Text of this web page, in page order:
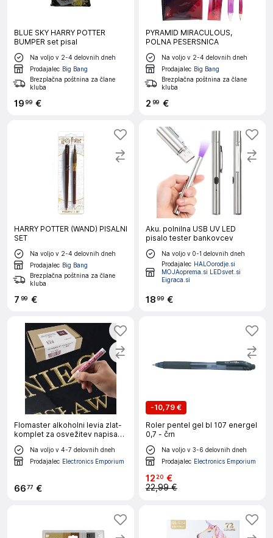
BLUE SKY HARRY POTTER
BUMPER set pisal
Na voljo v 2-4 delovnih dneh
Prodajalec Big Bang
Brezplačna poštnina za člane
kluba
1999 €
PYRAMID MIRACULOUS,
POLNA PESERSNICA
Na voljo v 2-4 delovnih dneh
Prodajalec Big Bang
Brezplačna poštnina za člane
kluba
2 99 €
HARRY POTTER (WAND) PISALNI
SET
Na voljo v 2-4 delovnih dneh
Prodajalec Big Bang
Brezplačna poštnina za člane
kluba
7 99 €
Aku. polnilna USB UV LED
pisalo tester bankovcev
Na voljo v 0-1 delovnih dneh
Prodajalec HALOorodje.si
MOJAoprema.si LEDsvet.si
Eigraca.si
1899 €
Flomaster alkoholni levia zlat-
komplet za osvežitev napisa
na grobu 112168
Na voljo v 4-7 delovnih dneh
Prodajalec Electronics Emporium
6677 €
-10,79 €
Roler pentel gel bl 107 energel
0,7 - črn
Na voljo v 3-6 delovnih dneh
Prodajalec Electronics Emporium
12 20 €
22,99 €